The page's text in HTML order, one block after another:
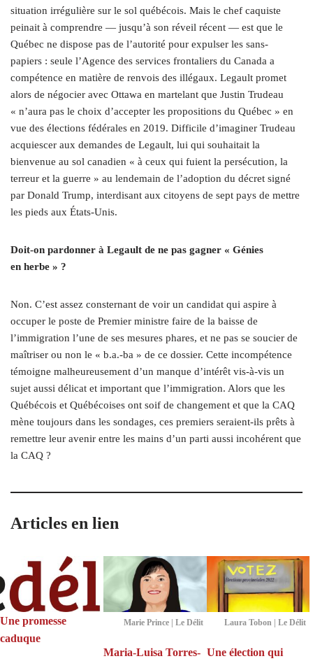
situation irrégulière sur le sol québécois. Mais le chef caquiste
peinait à comprendre — jusqu’à son réveil récent — est que le
Québec ne dispose pas de l’autorité pour expulser les sans-
papiers : seule l’Agence des services frontaliers du Canada a
compétence en matière de renvois des illégaux. Legault promet
alors de négocier avec Ottawa en martelant que Justin Trudeau
« n’aura pas le choix d’accepter les propositions du Québec » en
vue des élections fédérales en 2019. Difficile d’imaginer Trudeau
acquiescer aux demandes de Legault, lui qui souhaitait la
bienvenue au sol canadien « à ceux qui fuient la persécution, la
terreur et la guerre » au lendemain de l’adoption du décret signé
par Donald Trump, interdisant aux citoyens de sept pays de mettre
les pieds aux États-Unis.
Doit-on pardonner à Legault de ne pas gagner « Génies
en herbe » ?
Non. C’est assez consternant de voir un candidat qui aspire à
occuper le poste de Premier ministre faire de la baisse de
l’immigration l’une de ses mesures phares, et ne pas se soucier de
maîtriser ou non le « b.a.-ba » de ce dossier. Cette incompétence
témoigne malheureusement d’un manque d’intérêt vis-à-vis un
sujet aussi délicat et important que l’immigration. Alors que les
Québécois et Québécoises ont soif de changement et que la CAQ
mène toujours dans les sondages, ces premiers seraient-ils prêts à
remettre leur avenir entre les mains d’un parti aussi incohérent que
la CAQ ?
Articles en lien
Une promesse
caduque
Marie Prince | Le Délit
Maria-Luisa Torres-
Laura Tobon | Le Délit
Une élection qui